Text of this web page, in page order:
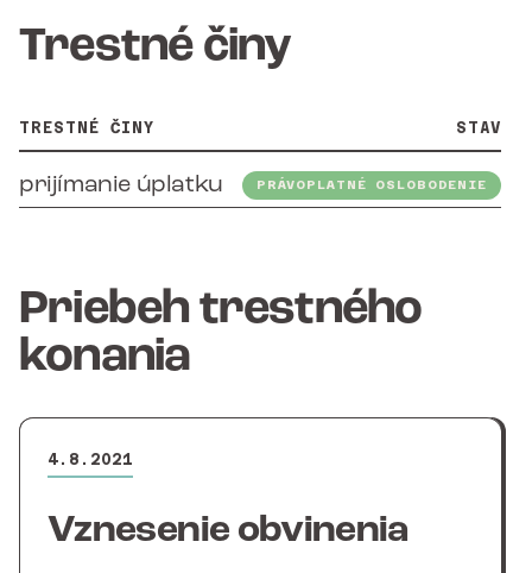
Trestné činy
TRESTNÉ ČINY STAV
prijímanie úplatku PRÁVOPLATNÉ OSLOBODENIE
Priebeh trestného
konania
4.8.2021
Vznesenie obvinenia